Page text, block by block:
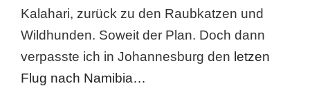
Kalahari, zurück zu den Raubkatzen und
Wildhunden. Soweit der Plan. Doch dann
verpasste ich in Johannesburg den letzen
Flug nach Namibia…